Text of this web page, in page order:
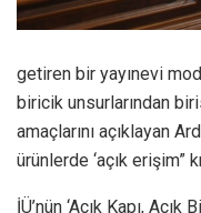
getiren bir yayınevi
biricik unsurlarından
amaçlarını açıklayan
ürünlerde ‘açık
İÜ’nün ‘Açık Kapı,